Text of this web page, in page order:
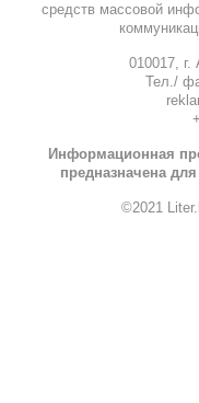
средств массовой
010017, г.
Тел./
Информационная
предназначена
©2021